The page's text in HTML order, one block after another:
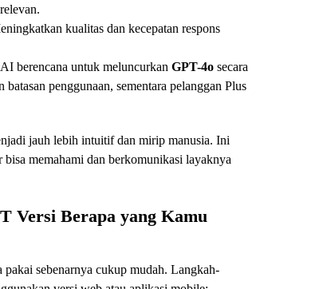
kualitas dan kecepatan respons
berencana untuk meluncurkan GPT-4o secara
penggunaan, sementara pelanggan Plus
jauh lebih intuitif dan mirip manusia. Ini
memahami dan berkomunikasi layaknya
Versi Berapa yang Kamu
pakai sebenarnya cukup mudah. Langkah-